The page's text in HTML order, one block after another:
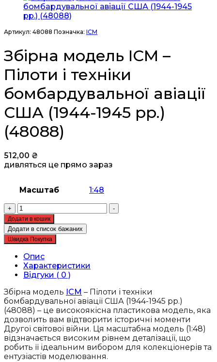
Артикул: 48088 Позначка: ICM
Збірна модель ICM –
Пілоти і техніки
бомбардувальної авіації
США (1944-1945 рр.)
(48088)
512,00 ₴
дивляться це прямо зараз
Масштаб 1:48
+
Збірна
модель
ICM
-
Пілоти
і
техніки
бомбардувальної
авіації
США
(1944-
1945
рр.)
(48088)
кількість
-
Додати в кошик
Додати в список бажаних
Швидка Покупка
Опис
Характеристики
Відгуки ( 0 )
Збірна модель ICM – Пілоти і техніки
бомбардувальної авіації США (1944-1945 рр.)
(48088) – це високоякісна пластикова модель, яка
дозволить вам відтворити історичні моменти
Другої світової війни. Ця масштабна модель (1:48)
відзначається високим рівнем деталізації, що
робить її ідеальним вибором для колекціонерів та
ентузіастів моделювання.